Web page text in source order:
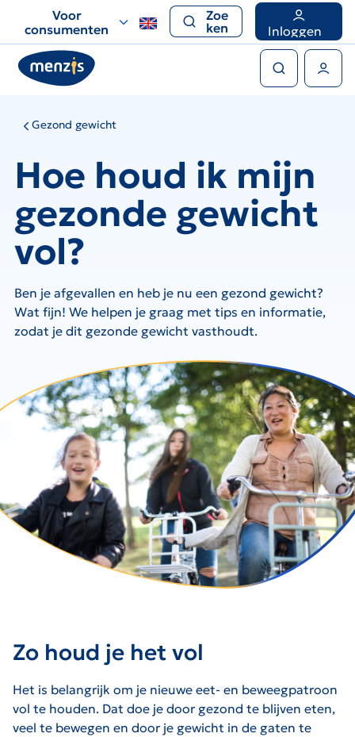
voor
snelle
navigatie
Voor
consumenten
Zoe
ken
Inloggen
Gezond gewicht
Hoe houd ik mijn
gezonde gewicht
vol?
Ben je afgevallen en heb je nu een gezond gewicht?
Wat fijn! We helpen je graag met tips en informatie,
zodat je dit gezonde gewicht vasthoudt.
Zo houd je het vol
Het is belangrijk om je nieuwe eet- en beweegpatroon
vol te houden. Dat doe je door gezond te blijven eten,
veel te bewegen en door je gewicht in de gaten te